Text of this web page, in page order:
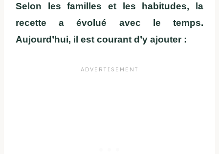
Selon les familles et les habitudes, la
recette a évolué avec le temps.
Aujourd’hui, il est courant d’y ajouter :